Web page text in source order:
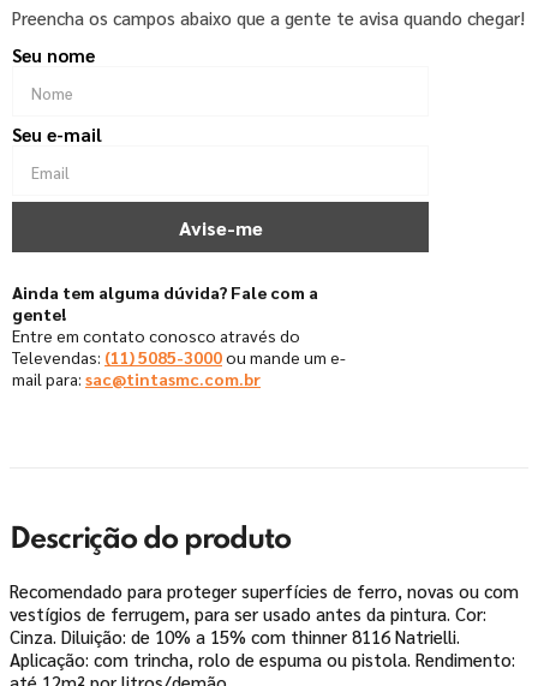
Preencha os campos abaixo que a gente te avisa quando chegar!
Ainda tem alguma dúvida? Fale com a
gente!
Entre em contato conosco através do
Televendas: (11) 5085-3000ou mande um e-
mail para: sac@tintasmc.com.br
Descrição do produto
Recomendado para proteger superfícies de ferro, novas ou com
vestígios de ferrugem, para ser usado antes da pintura. Cor:
Cinza. Diluição: de 10% a 15% com thinner 8116 Natrielli.
Aplicação: com trincha, rolo de espuma ou pistola. Rendimento: